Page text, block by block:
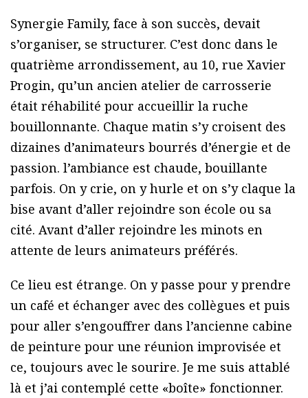
Synergie Family, face à son succès, devait
s’organiser, se structurer. C’est donc dans le
quatrième arrondissement, au 10, rue Xavier
Progin, qu’un ancien atelier de carrosserie
était réhabilité pour accueillir la ruche
bouillonnante. Chaque matin s’y croisent des
dizaines d’animateurs bourrés d’énergie et de
passion. l’ambiance est chaude, bouillante
parfois. On y crie, on y hurle et on s’y claque la
bise avant d’aller rejoindre son école ou sa
cité. Avant d’aller rejoindre les minots en
attente de leurs animateurs préférés.
Ce lieu est étrange. On y passe pour y prendre
un café et échanger avec des collègues et puis
pour aller s’engouffrer dans l’ancienne cabine
de peinture pour une réunion improvisée et
ce, toujours avec le sourire. Je me suis attablé
là et j’ai contemplé cette «boîte» fonctionner.